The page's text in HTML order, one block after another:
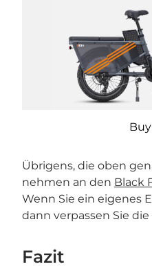
Übrigens, die oben
nehmen an den Black
Wenn Sie ein eigenes
dann verpassen Sie
Fazit